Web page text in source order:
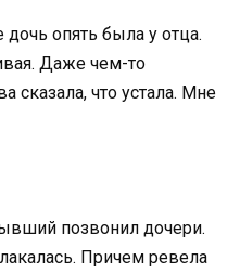
опять была у отца.
Даже чем-то
сказала, что устала. Мне
позвонил дочери.
Причем ревела